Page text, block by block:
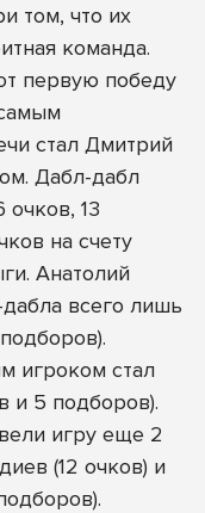
том, что их
команда.
первую победу
стал Дмитрий
Дабл-дабл
13
на счету
Анатолий
всего лишь
игроком стал
и 5 подборов).
игру еще 2
(12 очков) и